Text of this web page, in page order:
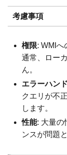
考慮事項
権限: WMIへ
通常、ロー
ん。
エラーハン
クエリが不
します。
性能: 大量の
ンスが問題